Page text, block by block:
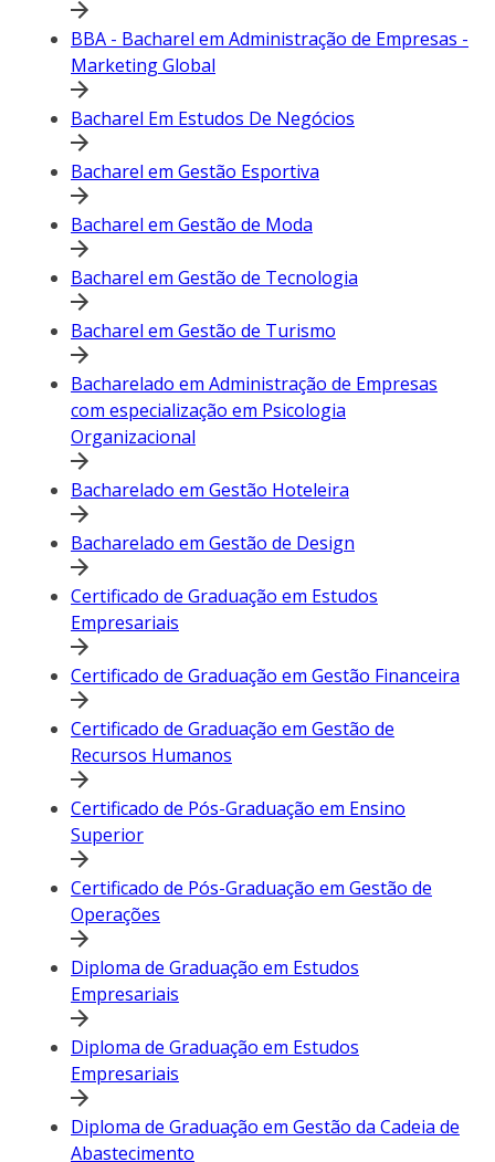
BBA - Bacharel em Administração de Empresas -
Marketing Global
Bacharel Em Estudos De Negócios
Bacharel em Gestão Esportiva
Bacharel em Gestão de Moda
Bacharel em Gestão de Tecnologia
Bacharel em Gestão de Turismo
Bacharelado em Administração de Empresas
com especialização em Psicologia
Organizacional
Bacharelado em Gestão Hoteleira
Bacharelado em Gestão de Design
Certificado de Graduação em Estudos
Empresariais
Certificado de Graduação em Gestão Financeira
Certificado de Graduação em Gestão de
Recursos Humanos
Certificado de Pós-Graduação em Ensino
Superior
Certificado de Pós-Graduação em Gestão de
Operações
Diploma de Graduação em Estudos
Empresariais
Diploma de Graduação em Estudos
Empresariais
Diploma de Graduação em Gestão da Cadeia de
Abastecimento